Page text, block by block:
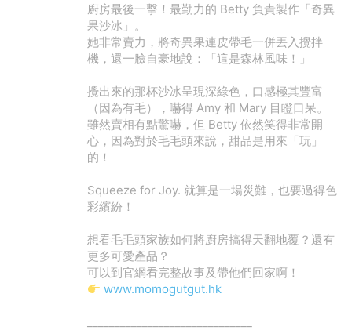
廚房最後一擊！最勤力的 Betty 負責製作「奇異
果沙冰」。
她非常賣力，將奇異果連皮帶毛一併丟入攪拌
機，還一臉自豪地說：「這是森林風味！」
攪出來的那杯沙冰呈現深綠色，口感極其豐富
（因為有毛），嚇得 Amy 和 Mary 目瞪口呆。
雖然賣相有點驚嚇，但 Betty 依然笑得非常開
心，因為對於毛毛頭來說，甜品是用來「玩」
的！
Squeeze for Joy. 就算是一場災難，也要過得色
彩繽紛！
想看毛毛頭家族如何將廚房搞得天翻地覆？還有
更多可愛產品？
可以到官網看完整故事及帶他們回家啊！
www.momogutgut.hk